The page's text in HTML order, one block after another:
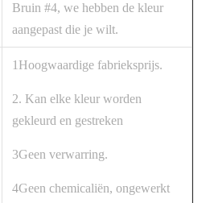
Bruin #4, we hebben de kleur
aangepast die je wilt.
1Hoogwaardige fabrieksprijs.
2. Kan elke kleur worden
gekleurd en gestreken
3Geen verwarring.
4Geen chemicaliën, ongewerkt